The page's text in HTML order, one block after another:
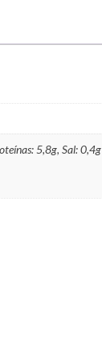
5,8g, Sal: 0,4g